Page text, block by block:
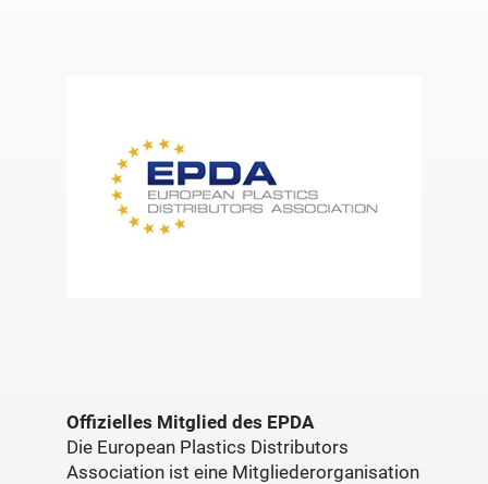
Offizielles Mitglied des EPDA
Die European Plastics Distributors
Association ist eine Mitgliederorganisation